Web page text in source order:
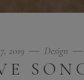
2019 Design